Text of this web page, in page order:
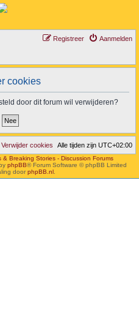
Aanmelden
Registreer
cookies
door dit forum wil verwijderen?
Alle tijden zijn UTC+02:00
Verwijder cookies
Breaking Stories - Discussion Forums
phpBB® Forum Software © phpBB Limited
doorphpBB.nl